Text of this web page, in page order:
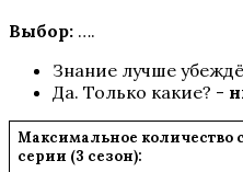
Ярость Титанов
Выбор: ….
Знание лучше
Да. Только какие? -
Максимальное количество
серии (3 сезон):